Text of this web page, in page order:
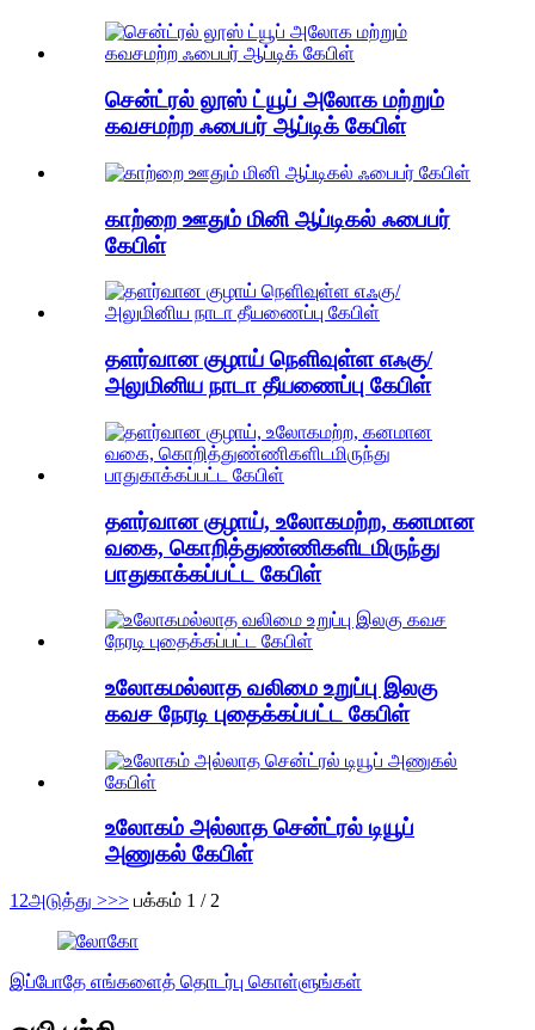
சென்ட்ரல் லூஸ் ட்யூப் அலோக மற்றும்
கவசமற்ற ஃபைபர் ஆப்டிக் கேபிள்
காற்றை ஊதும் மினி ஆப்டிகல் ஃபைபர்
கேபிள்
தளர்வான குழாய் நெளிவுள்ள எஃகு/
அலுமினிய நாடா தீயணைப்பு கேபிள்
தளர்வான குழாய், உலோகமற்ற, கனமான
வகை, கொறித்துண்ணிகளிடமிருந்து
பாதுகாக்கப்பட்ட கேபிள்
உலோகமல்லாத வலிமை உறுப்பு இலகு
கவச நேரடி புதைக்கப்பட்ட கேபிள்
உலோகம் அல்லாத சென்ட்ரல் டியூப்
அணுகல் கேபிள்
1 2அடுத்து >>> பக்கம் 1 / 2
இப்போதே எங்களைத் தொடர்பு கொள்ளுங்கள்